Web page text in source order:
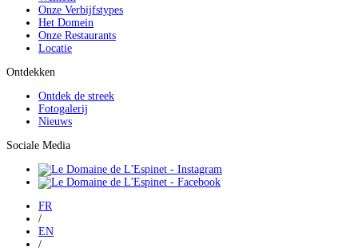
Onze Verbijfstypes
Het Domein
Onze Restaurants
Locatie
Ontdekken
Ontdek de streek
Fotogalerij
Nieuws
Sociale Media
FR
/
EN
/